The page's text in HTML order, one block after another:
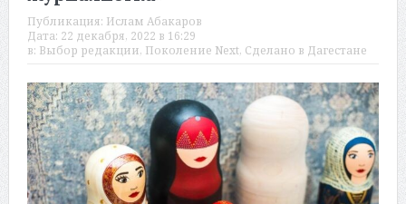
Публикация: Ислам Абакаров
Дата: 22 декабря, 2022 в 16:29
в: Выбор редакции, Поколение Next, Сделано в Дагестане